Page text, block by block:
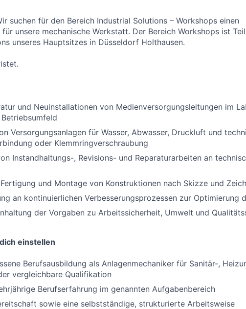
suchen für den Bereich Industrial Solutions – Workshops einen
unsere mechanische Werkstatt. Der Bereich Workshops ist
unseres Hauptsitzes in Düsseldorf Holthausen.
und Neuinstallationen von Medienversorgungsleitungen im
Versorgungsanlagen für Wasser, Abwasser, Druckluft und
oder Klemmringverschraubung
Instandhaltungs-, Revisions- und Reparaturarbeiten an
und Montage von Konstruktionen nach Skizze und
an kontinuierlichen Verbesserungsprozessen zur Optimierung
der Vorgaben zu Arbeitssicherheit, Umwelt und
einstellen
Berufsausbildung als Anlagenmechaniker für Sanitär-,
vergleichbare Qualifikation
Berufserfahrung im genannten Aufgabenbereich
sowie eine selbstständige, strukturierte Arbeitsweise